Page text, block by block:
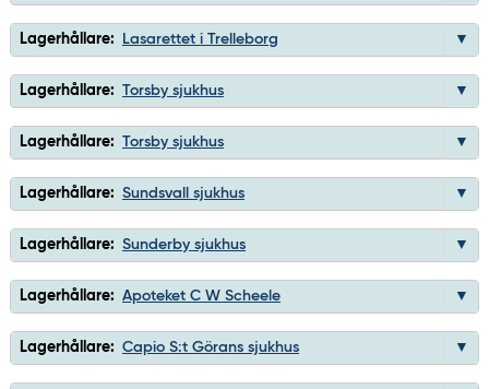
Lagerhållare: Lasarettet i Trelleborg
Lagerhållare: Torsby sjukhus
Lagerhållare: Torsby sjukhus
Lagerhållare: Sundsvall sjukhus
Lagerhållare: Sunderby sjukhus
Lagerhållare: Apoteket C W Scheele
Lagerhållare: Capio S:t Görans sjukhus